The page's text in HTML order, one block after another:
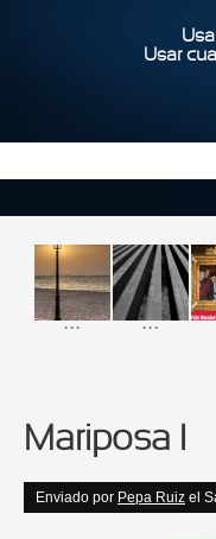
Usar
... ...
Mariposa I
Enviado por Pepa Ruiz el